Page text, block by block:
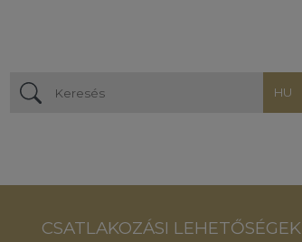
HU
CSATLAKOZÁSI LEHETŐSÉGEK